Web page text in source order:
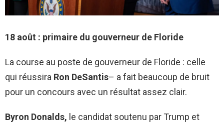
18 août : primaire du gouverneur de Floride
La course au poste de gouverneur de Floride : celle
qui réussira Ron DeSantis– a fait beaucoup de bruit
pour un concours avec un résultat assez clair.
Byron Donalds, le candidat soutenu par Trump et